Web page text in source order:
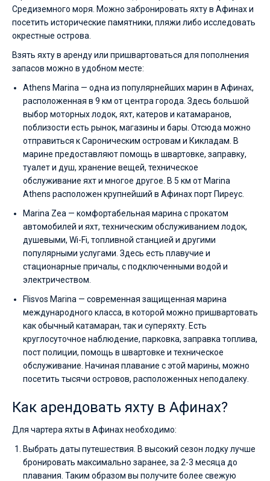
Средиземного моря. Можно забронировать яхту в Афинах и
посетить исторические памятники, пляжи либо исследовать
окрестные острова.
Взять яхту в аренду или пришвартоваться для пополнения
запасов можно в удобном месте:
Athens Marina — одна из популярнейших марин в Афинах,
расположенная в 9 км от центра города. Здесь большой
выбор моторных лодок, яхт, катеров и катамаранов,
поблизости есть рынок, магазины и бары. Отсюда можно
отправиться к Сароническим островам и Кикладам. В
марине предоставляют помощь в швартовке, заправку,
туалет и душ, хранение вещей, техническое
обслуживание яхт и многое другое. В 5 км от Marina
Athens расположен крупнейший в Афинах порт Пиреус.
Marina Zea — комфортабельная марина с прокатом
автомобилей и яхт, техническим обслуживанием лодок,
душевыми, Wi-Fi, топливной станцией и другими
популярными услугами. Здесь есть плавучие и
стационарные причалы, с подключенными водой и
электричеством.
Flisvos Marina — современная защищенная марина
международного класса, в которой можно пришвартовать
как обычный катамаран, так и суперяхту. Есть
круглосуточное наблюдение, парковка, заправка топлива,
пост полиции, помощь в швартовке и техническое
обслуживание. Начиная плавание с этой марины, можно
посетить тысячи островов, расположенных неподалеку.
Как арендовать яхту в Афинах?
Для чартера яхты в Афинах необходимо:
Выбрать даты путешествия. В высокий сезон лодку лучше
бронировать максимально заранее, за 2-3 месяца до
плавания. Таким образом вы получите более свежую